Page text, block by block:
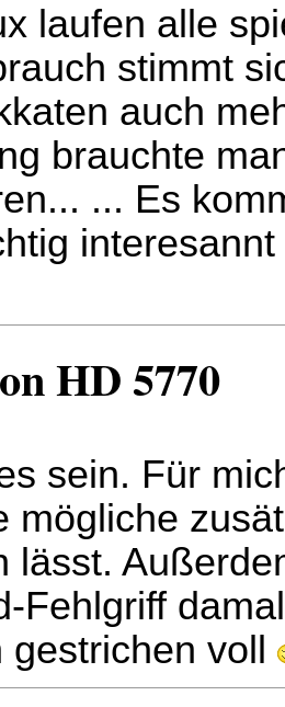
laufen alle
stimmt
auch
brauchte
... Es
HD 5770
sein. Für
mögliche
lässt.
Fehlgriff
gestrichen voll